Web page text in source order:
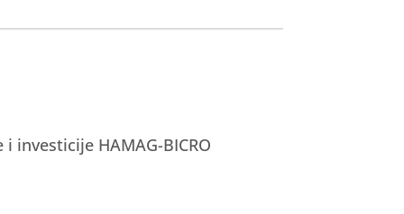
investicije HAMAG-BICRO